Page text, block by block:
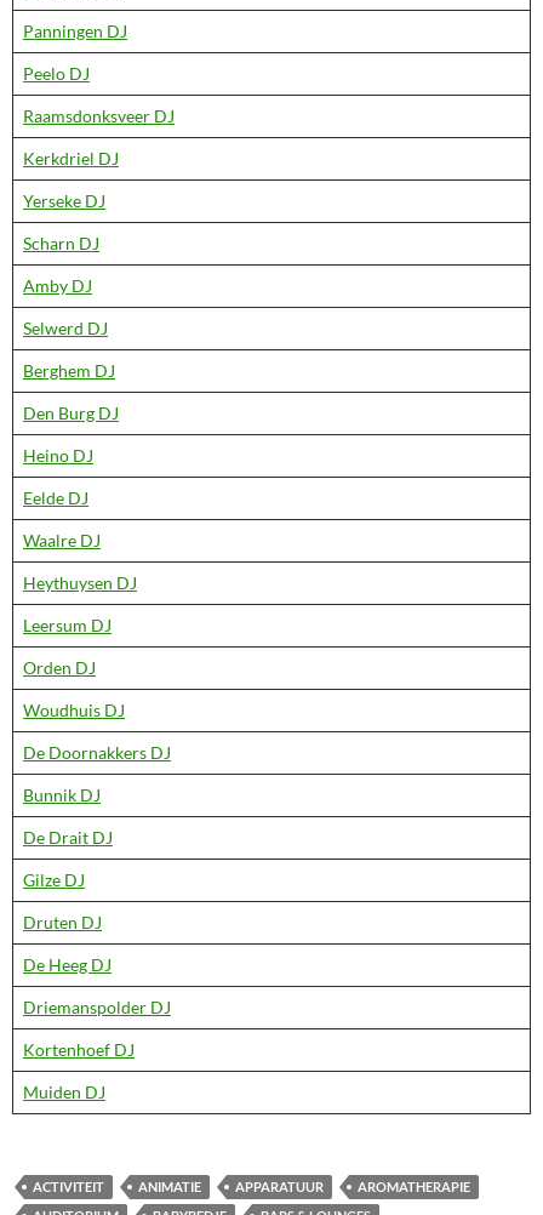
Panningen DJ
Peelo DJ
Raamsdonksveer DJ
Kerkdriel DJ
Yerseke DJ
Scharn DJ
Amby DJ
Selwerd DJ
Berghem DJ
Den Burg DJ
Heino DJ
Eelde DJ
Waalre DJ
Heythuysen DJ
Leersum DJ
Orden DJ
Woudhuis DJ
De Doornakkers DJ
Bunnik DJ
De Drait DJ
Gilze DJ
Druten DJ
De Heeg DJ
Driemanspolder DJ
Kortenhoef DJ
Muiden DJ
ACTIVITEIT ANIMATIE APPARATUUR
AROMATHERAPIE